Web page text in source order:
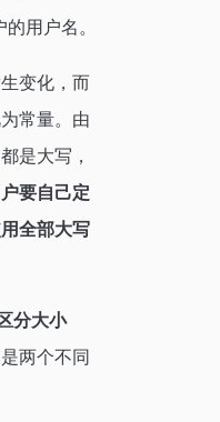
的用户名。
变化，而
常量。由
是大写，
要自己定
全部大写
分大小
是两个不同